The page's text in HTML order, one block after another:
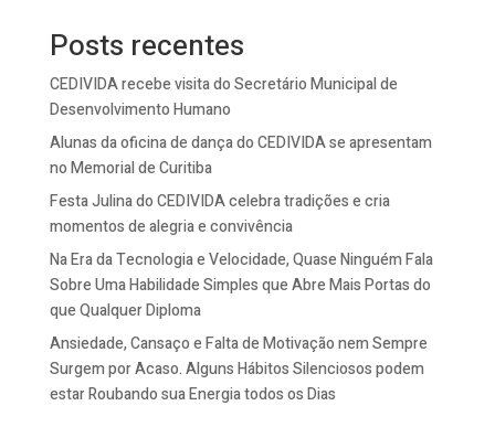
Posts recentes
CEDIVIDA recebe visita do Secretário Municipal de
Desenvolvimento Humano
Alunas da oficina de dança do CEDIVIDA se apresentam
no Memorial de Curitiba
Festa Julina do CEDIVIDA celebra tradições e cria
momentos de alegria e convivência
Na Era da Tecnologia e Velocidade, Quase Ninguém Fala
Sobre Uma Habilidade Simples que Abre Mais Portas do
que Qualquer Diploma
Ansiedade, Cansaço e Falta de Motivação nem Sempre
Surgem por Acaso. Alguns Hábitos Silenciosos podem
estar Roubando sua Energia todos os Dias